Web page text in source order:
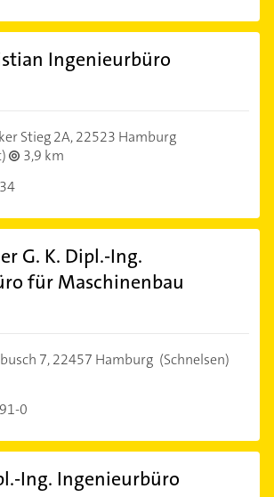
Ingenieurbüro
Stieg 2A,22523 Hamburg
3,9 km
G. K. Dipl.-Ing.
für Maschinenbau
7,22457 Hamburg (Schnelsen)
0
Ing. Ingenieurbüro